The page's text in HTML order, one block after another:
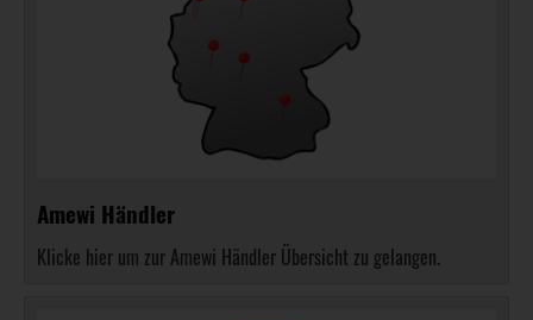
Amewi Händler
Klicke hier um zur Amewi Händler Übersicht zu gelangen.